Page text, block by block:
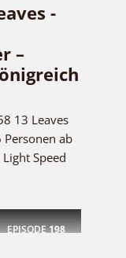
-
–
13 Leaves
Personen ab
Speed
EPISODE198